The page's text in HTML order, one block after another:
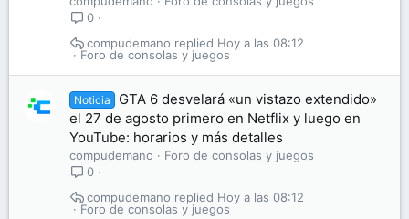
0
Foro de consolas y juegos
Hoy a las 08:12
compudemano
Noticia
GTA 6 desvelará «un vistazo extendido»
el 27 de agosto primero en Netflix y luego en
YouTube: horarios y más detalles
compudemano
Foro de consolas y juegos
0
Foro de consolas y juegos
Hoy a las 08:12
compudemano